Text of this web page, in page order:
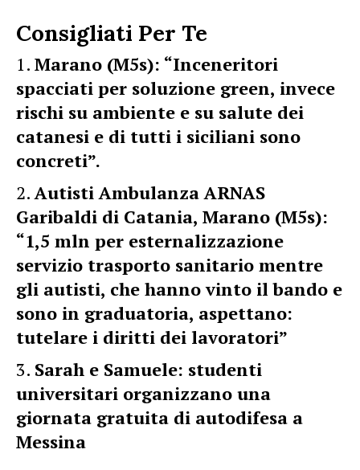
Consigliati Per Te
Marano (M5s): “Inceneritori
spacciati per soluzione green, invece
rischi su ambiente e su salute dei
catanesi e di tutti i siciliani sono
concreti”.
Autisti Ambulanza ARNAS
Garibaldi di Catania, Marano (M5s):
“1,5 mln per esternalizzazione
servizio trasporto sanitario mentre
gli autisti, che hanno vinto il bando e
sono in graduatoria, aspettano:
tutelare i diritti dei lavoratori”
Sarah e Samuele: studenti
universitari organizzano una
giornata gratuita di autodifesa a
Messina